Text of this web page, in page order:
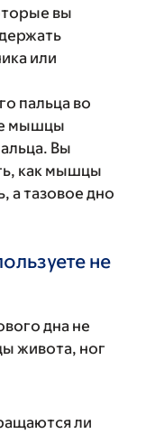
вы
или
пальца во
мышцы
Вы
как мышцы
а тазовое дно
не
дна не
живота, ног
ли